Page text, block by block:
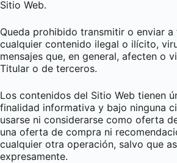
Sitio Web.
Queda prohibido transmitir o enviar a
cualquier contenido ilegal o ilícito,
mensajes que, en general, afecten o
Titular o de terceros.
Los contenidos del Sitio Web tienen
finalidad informativa y bajo ninguna
usarse ni considerarse como oferta
una oferta de compra ni
cualquier otra operación, salvo que
expresamente.